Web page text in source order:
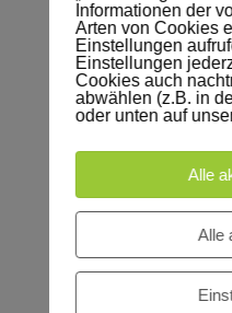
pro Stunde inkl.
Lastendiagramme
Mail verschickt
Informationen der
Arten von Cookies
Einstellungen
Einstellungen
Cookies auch
abwählen (z.B. in
oder unten auf
Alle
Alle